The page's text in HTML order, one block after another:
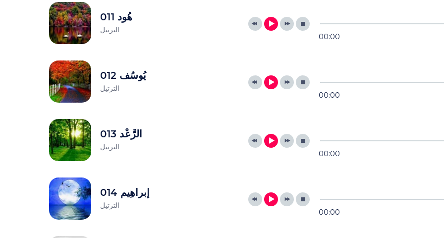
011 هُود
الترتيل
00:00
012 يُوسُف
الترتيل
00:00
013 الرَّعْد
الترتيل
00:00
014 إبراهِيم
الترتيل
00:00